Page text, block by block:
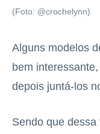
(Foto: @crochelynn)
Alguns modelos
bem
depois juntá-los
Sendo que